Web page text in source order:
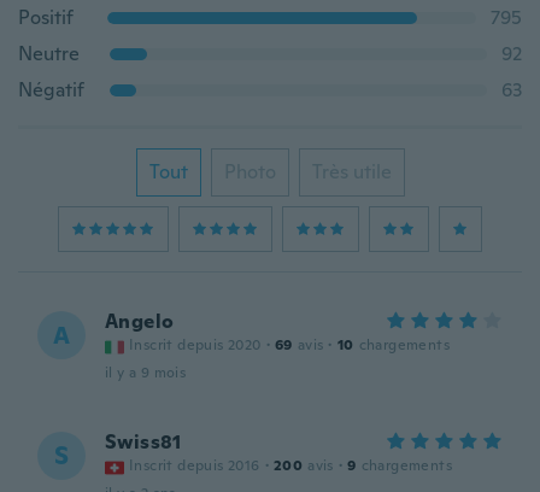
Positif
795
Neutre
92
Négatif
63
Tout Photo Très utile
A Angelo
Inscrit depuis 2020 · 69 avis · 10 chargements
il y a 9 mois
S Swiss81
Inscrit depuis 2016 · 200 avis · 9 chargements